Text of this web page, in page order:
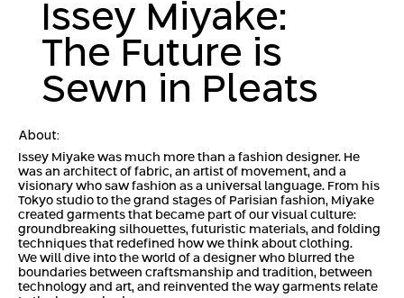
Issey Miyake:
The Future is
Sewn in Pleats
About:
Issey Miyake was much more than a fashion designer. He
was an architect of fabric, an artist of movement, and a
visionary who saw fashion as a universal language. From his
Tokyo studio to the grand stages of Parisian fashion, Miyake
created garments that became part of our visual culture:
groundbreaking silhouettes, futuristic materials, and folding
techniques that redefined how we think about clothing.
We will dive into the world of a designer who blurred the
boundaries between craftsmanship and tradition, between
technology and art, and reinvented the way garments relate